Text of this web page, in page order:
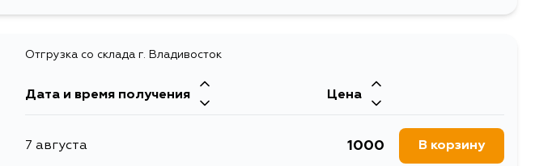
15 августа
Отгрузка со склада г. Владивосток
Дата и время получения Цена
7 августа 1000 В корзину